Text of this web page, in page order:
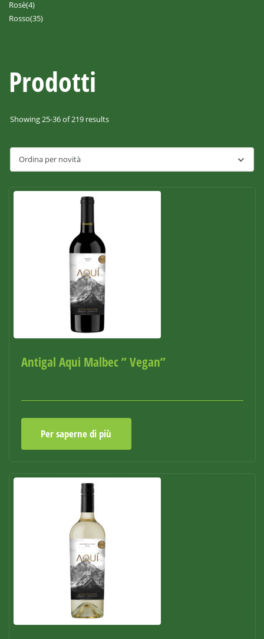
Rosè(4)
Rosso(35)
Prodotti
Showing 25-36 of 219 results
Antigal Aqui Malbec ” Vegan”
Per saperne di più